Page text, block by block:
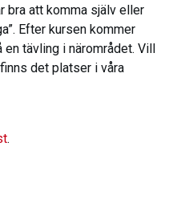
bra att komma själv eller
Efter kursen kommer
tävling i närområdet. Vill
det platser i våra
.